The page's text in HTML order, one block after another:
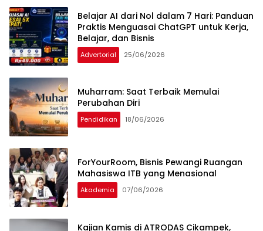
Belajar AI dari Nol dalam 7 Hari: Panduan
Praktis Menguasai ChatGPT untuk Kerja,
Belajar, dan Bisnis
Advertorial 25/06/2026
Muharram: Saat Terbaik Memulai
Perubahan Diri
Pendidikan 18/06/2026
ForYourRoom, Bisnis Pewangi Ruangan
Mahasiswa ITB yang Menasional
Akademia 07/06/2026
Kajian Kamis di ATRODAS Cikampek,